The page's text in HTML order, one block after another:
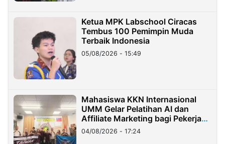
Ketua MPK Labschool Ciracas
Tembus 100 Pemimpin Muda
Terbaik Indonesia
05/08/2026 - 15:49
Mahasiswa KKN Internasional
UMM Gelar Pelatihan AI dan
Affiliate Marketing bagi Pekerja
Migran Indonesia di Taiwan
04/08/2026 - 17:24